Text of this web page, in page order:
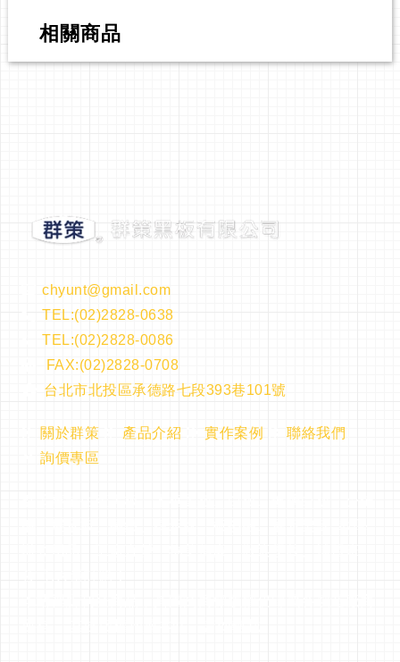
相關商品
chyunt@gmail.com
TEL:(02)2828-0638
TEL:(02)2828-0086
FAX:(02)2828-0708
台北市北投區承德路七段393巷101號
關於群策 產品介紹 實作案例
聯絡我們
詢價專區